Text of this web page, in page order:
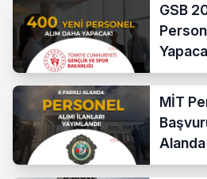
GSB
MİT
Nedir?